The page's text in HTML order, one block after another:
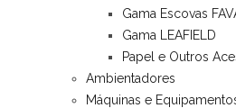
Gama Escovas
Gama LEAFIELD
Papel e Outros
Ambientadores
Máquinas e